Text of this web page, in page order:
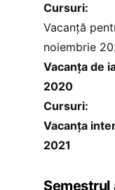
Cursuri:
Vacanță
noiembrie
Vacanța de
2020
Cursuri:
Vacanţa
2021
Semestrul